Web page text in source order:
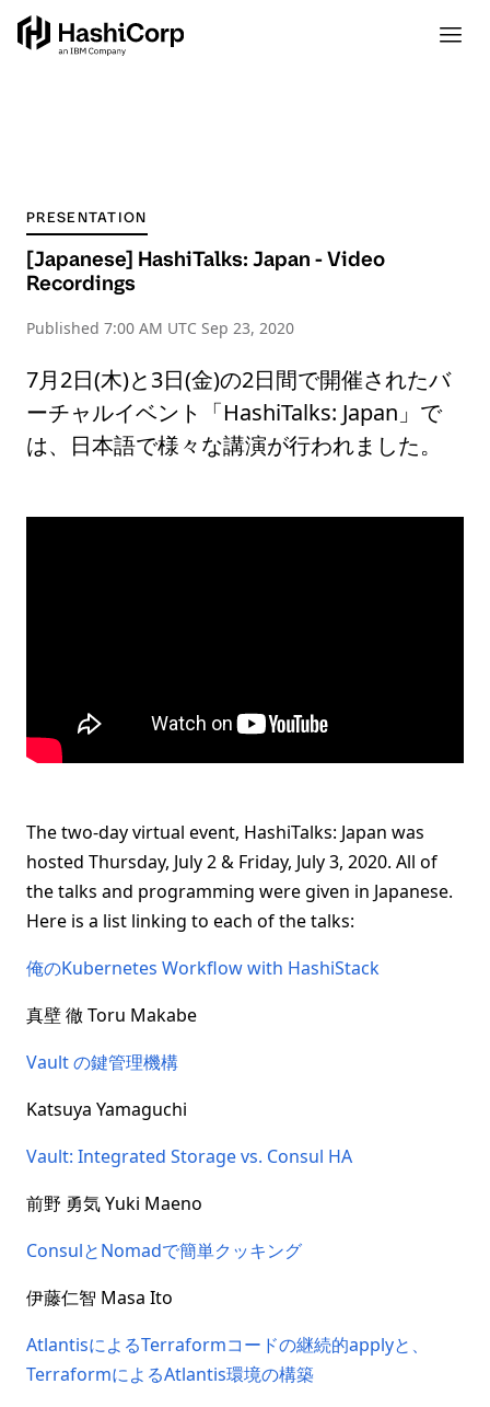
PRESENTATION
[Japanese] HashiTalks: Japan - Video
Recordings
Published 7:00 AM UTC Sep 23, 2020
7月2日(木)と3日(金)の2日間で開催されたバ
ーチャルイベント「HashiTalks: Japan」で
は、日本語で様々な講演が行われました。
The two-day virtual event, HashiTalks: Japan was
hosted Thursday, July 2 & Friday, July 3, 2020. All of
the talks and programming were given in Japanese.
Here is a list linking to each of the talks:
俺のKubernetes Workflow with HashiStack
真壁 徹 Toru Makabe
Vault の鍵管理機構
Katsuya Yamaguchi
Vault: Integrated Storage vs. Consul HA
前野 勇気 Yuki Maeno
ConsulとNomadで簡単クッキング
伊藤仁智 Masa Ito
AtlantisによるTerraformコードの継続的applyと、
TerraformによるAtlantis環境の構築